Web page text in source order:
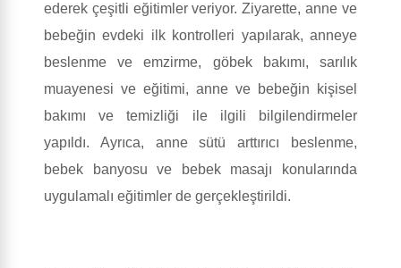
ederek çeşitli eğitimler veriyor. Ziyarette, anne ve
bebeğin evdeki ilk kontrolleri yapılarak, anneye
beslenme ve emzirme, göbek bakımı, sarılık
muayenesi ve eğitimi, anne ve bebeğin kişisel
bakımı ve temizliği ile ilgili bilgilendirmeler
yapıldı. Ayrıca, anne sütü arttırıcı beslenme,
bebek banyosu ve bebek masajı konularında
uygulamalı eğitimler de gerçekleştirildi.